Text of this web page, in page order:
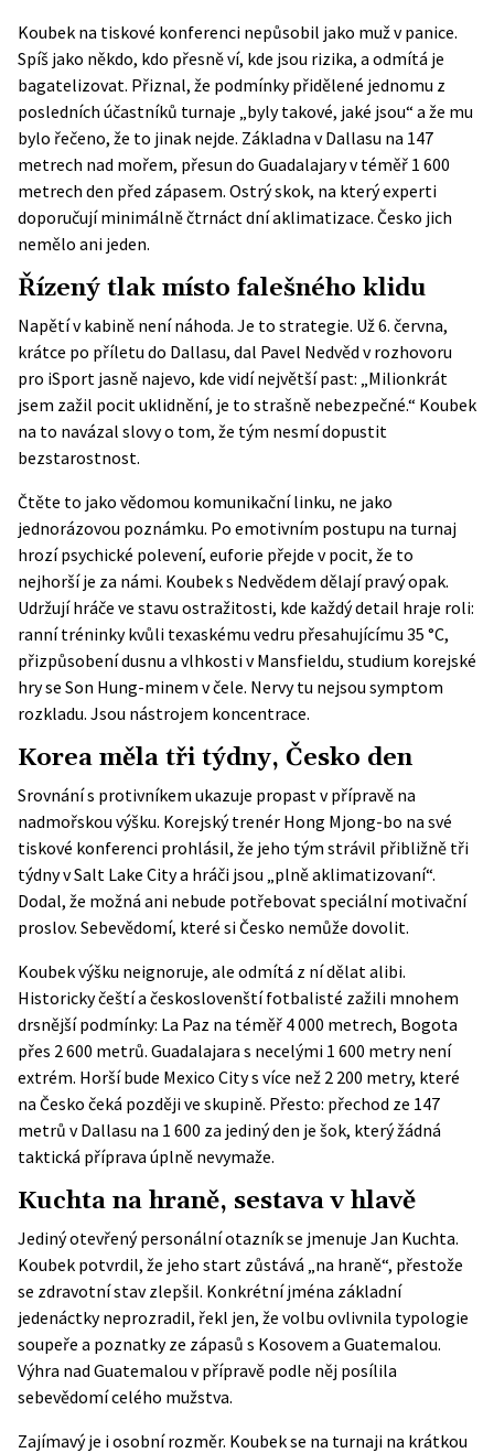
Koubek na tiskové konferenci nepůsobil jako muž v panice.
Spíš jako někdo, kdo přesně ví, kde jsou rizika, a odmítá je
bagatelizovat. Přiznal, že podmínky přidělené jednomu z
posledních účastníků turnaje „byly takové, jaké jsou“ a že mu
bylo řečeno, že to jinak nejde. Základna v Dallasu na 147
metrech nad mořem, přesun do Guadalajary v téměř 1 600
metrech den před zápasem. Ostrý skok, na který experti
doporučují minimálně čtrnáct dní aklimatizace. Česko jich
nemělo ani jeden.
Řízený tlak místo falešného klidu
Napětí v kabině není náhoda. Je to strategie. Už 6. června,
krátce po příletu do Dallasu, dal Pavel Nedvěd v rozhovoru
pro iSport jasně najevo, kde vidí největší past: „Milionkrát
jsem zažil pocit uklidnění, je to strašně nebezpečné.“ Koubek
na to navázal slovy o tom, že tým nesmí dopustit
bezstarostnost.
Čtěte to jako vědomou komunikační linku, ne jako
jednorázovou poznámku. Po emotivním postupu na turnaj
hrozí psychické polevení, euforie přejde v pocit, že to
nejhorší je za námi. Koubek s Nedvědem dělají pravý opak.
Udržují hráče ve stavu ostražitosti, kde každý detail hraje roli:
ranní tréninky kvůli texaskému vedru přesahujícímu 35 °C,
přizpůsobení dusnu a vlhkosti v Mansfieldu, studium korejské
hry se Son Hung-minem v čele. Nervy tu nejsou symptom
rozkladu. Jsou nástrojem koncentrace.
Korea měla tři týdny, Česko den
Srovnání s protivníkem ukazuje propast v přípravě na
nadmořskou výšku. Korejský trenér Hong Mjong-bo na své
tiskové konferenci prohlásil, že jeho tým strávil přibližně tři
týdny v Salt Lake City a hráči jsou „plně aklimatizovaní“.
Dodal, že možná ani nebude potřebovat speciální motivační
proslov. Sebevědomí, které si Česko nemůže dovolit.
Koubek výšku neignoruje, ale odmítá z ní dělat alibi.
Historicky čeští a českoslovenští fotbalisté zažili mnohem
drsnější podmínky: La Paz na téměř 4 000 metrech, Bogota
přes 2 600 metrů. Guadalajara s necelými 1 600 metry není
extrém. Horší bude Mexico City s více než 2 200 metry, které
na Česko čeká později ve skupině. Přesto: přechod ze 147
metrů v Dallasu na 1 600 za jediný den je šok, který žádná
taktická příprava úplně nevymaže.
Kuchta na hraně, sestava v hlavě
Jediný otevřený personální otazník se jmenuje Jan Kuchta.
Koubek potvrdil, že jeho start zůstává „na hraně“, přestože
se zdravotní stav zlepšil. Konkrétní jména základní
jedenáctky neprozradil, řekl jen, že volbu ovlivnila typologie
soupeře a poznatky ze zápasů s Kosovem a Guatemalou.
Výhra nad Guatemalou v přípravě podle něj posílila
sebevědomí celého mužstva.
Zajímavý je i osobní rozměr. Koubek se na turnaji na krátkou